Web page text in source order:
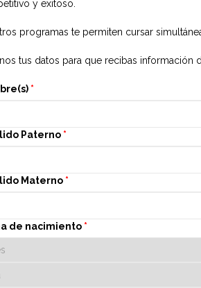
y exitoso.
programas te permiten cursar
tus datos para que recibas información
*
Paterno *
Materno *
de nacimiento *